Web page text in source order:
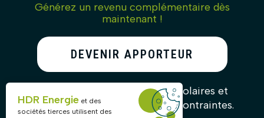
Générez un revenu complémentaire dès
maintenant !
DEVENIR APPORTEUR
D’AFFAIRES
Recommandez nos solutions solaires et
gagnez des commissions sans contraintes.
HDR Energie et des
sociétés tierces utilisent des